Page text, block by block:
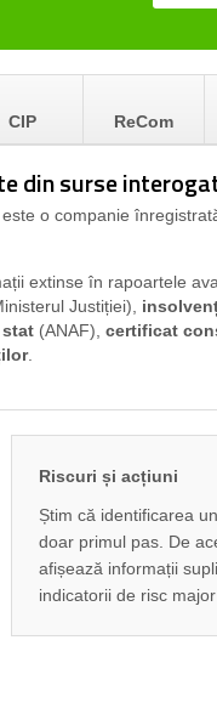
CIP ReCom
din surse
este o companie
extinse în rapoartele
Justiției),
(ANAF), certificat
.
Riscuri și acțiuni
Știm că identificarea
doar primul pas. De
afișează informații
indicatorii de risc